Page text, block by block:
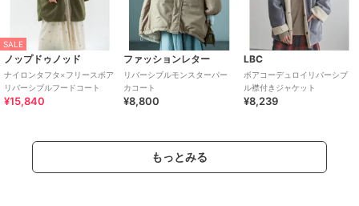
SALE
ノップドゥノッド
ナイロンタフタ×フリースボア
リバーシブルフードコート
¥15,840
ファッションレター
リバーシブルモンスターパー
カコート
¥8,800
LBC
ボアコーデュロイリバーシブ
ル襟付きジャケット
¥8,239
もっとみる